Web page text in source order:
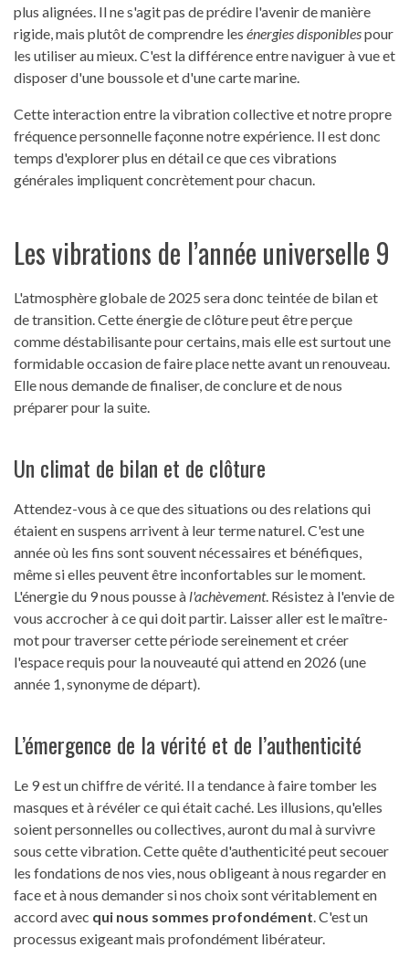
plus alignées. Il ne s'agit pas de prédire l'avenir de manière
rigide, mais plutôt de comprendre les énergies disponiblespour
les utiliser au mieux. C'est la différence entre naviguer à vue et
disposer d'une boussole et d'une carte marine.
Cette interaction entre la vibration collective et notre propre
fréquence personnelle façonne notre expérience. Il est donc
temps d'explorer plus en détail ce que ces vibrations
générales impliquent concrètement pour chacun.
Les vibrations de l’année universelle 9
L'atmosphère globale de 2025 sera donc teintée de bilan et
de transition. Cette énergie de clôture peut être perçue
comme déstabilisante pour certains, mais elle est surtout une
formidable occasion de faire place nette avant un renouveau.
Elle nous demande de finaliser, de conclure et de nous
préparer pour la suite.
Un climat de bilan et de clôture
Attendez-vous à ce que des situations ou des relations qui
étaient en suspens arrivent à leur terme naturel. C'est une
année où les fins sont souvent nécessaires et bénéfiques,
même si elles peuvent être inconfortables sur le moment.
L'énergie du 9 nous pousse à l'achèvement. Résistez à l'envie de
vous accrocher à ce qui doit partir. Laisser aller est le maître-
mot pour traverser cette période sereinement et créer
l'espace requis pour la nouveauté qui attend en 2026 (une
année 1, synonyme de départ).
L’émergence de la vérité et de l’authenticité
Le 9 est un chiffre de vérité. Il a tendance à faire tomber les
masques et à révéler ce qui était caché. Les illusions, qu'elles
soient personnelles ou collectives, auront du mal à survivre
sous cette vibration. Cette quête d'authenticité peut secouer
les fondations de nos vies, nous obligeant à nous regarder en
face et à nous demander si nos choix sont véritablement en
accord avec qui nous sommes profondément. C'est un
processus exigeant mais profondément libérateur.